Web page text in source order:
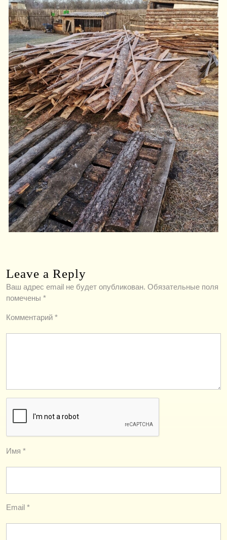
Leave a Reply
Ваш адрес email не будет опубликован. Обязательные поля
помечены *
Комментарий *
Имя *
Email *